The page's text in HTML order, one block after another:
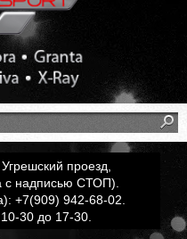
проезд,
с надписью СТОП).
+7(909) 942-68-02.
30 до 17-30.